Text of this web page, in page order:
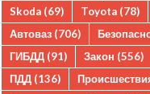
Skoda (69) Toyota (78)
Автоваз (706)
ГИБДД (91) Закон (556)
ПДД (136)